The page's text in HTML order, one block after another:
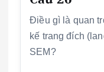
Điều gì là quan
kế trang đích
SEM?